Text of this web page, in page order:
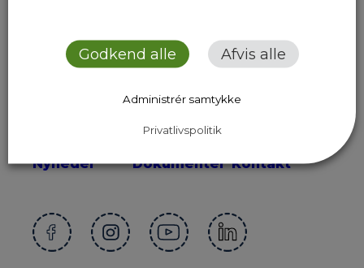
Nyheder
Presse
Dokumenter Kontakt
Godkend alle Afvis alle
Administrér samtykke
Privatlivspolitik